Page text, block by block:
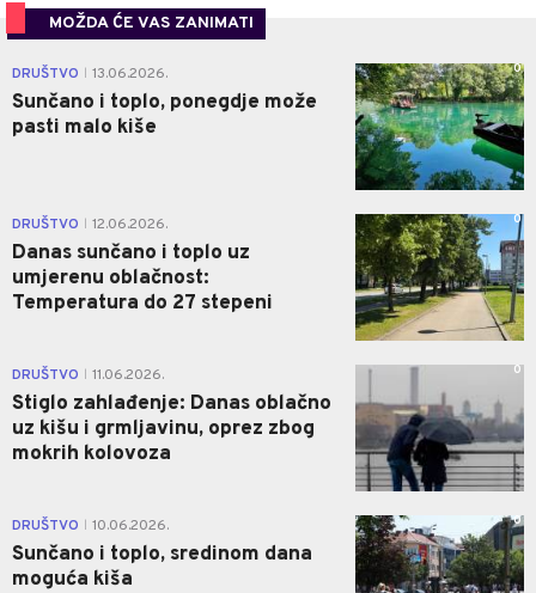
MOŽDA ĆE VAS ZANIMATI
DRUŠTVO 13.06.2026.
Sunčano i toplo, ponegdje može
pasti malo kiše
0
DRUŠTVO 12.06.2026.
Danas sunčano i toplo uz
umjerenu oblačnost:
Temperatura do 27 stepeni
0
DRUŠTVO 11.06.2026.
Stiglo zahlađenje: Danas oblačno
uz kišu i grmljavinu, oprez zbog
mokrih kolovoza
0
DRUŠTVO 10.06.2026.
Sunčano i toplo, sredinom dana
moguća kiša
0